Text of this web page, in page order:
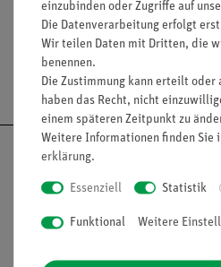
einzubinden oder Zugriffe auf
Die Datenverarbeitung erfolgt
Wir teilen Daten mit Dritten, die
benennen.
Die Zustimmung kann erteilt oder
haben das Recht, nicht
einem späteren Zeitpunkt zu
Weitere Informationen finden Sie
erklärung.
Essenziell Statistik
Funktional Weitere